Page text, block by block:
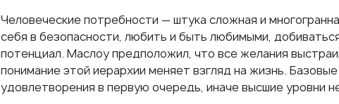
Человеческие потребности — штука сложная и
себя в безопасности, любить и быть любимыми,
потенциал. Маслоу предположил, что все желания
понимание этой иерархии меняет взгляд на жизнь.
удовлетворения в первую очередь, иначе высшие уровни